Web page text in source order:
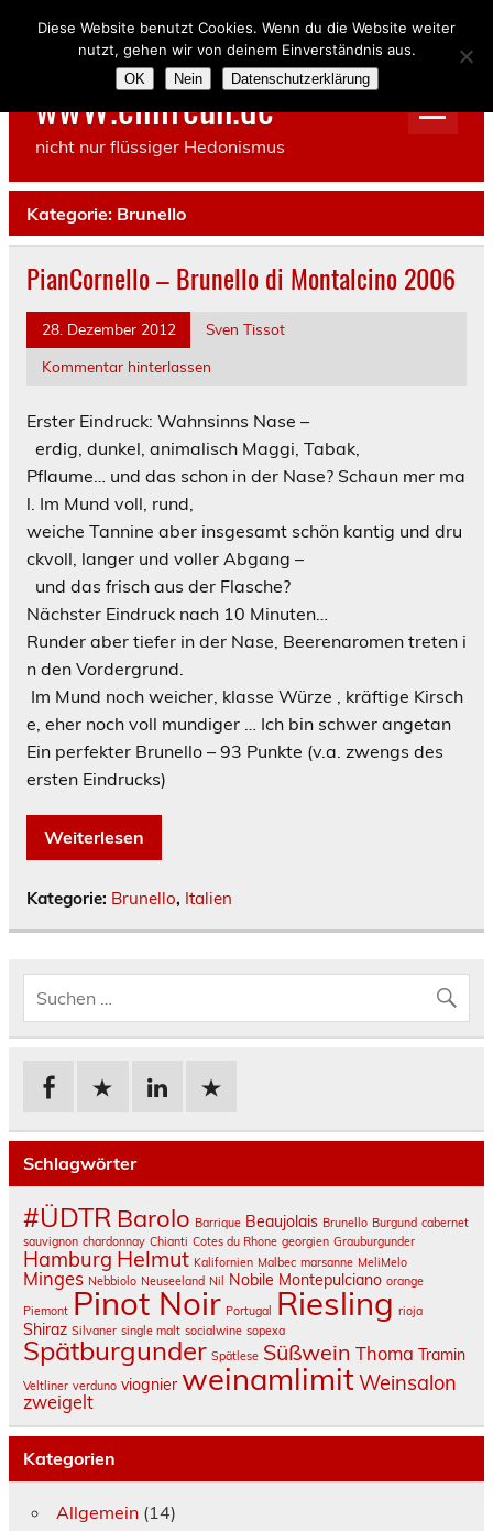
wwW.einfreun.de
nicht nur flüssiger Hedonismus
Kategorie: Brunello
PianCornello – Brunello di Montalcino 2006
28. Dezember 2012
Sven Tissot
Kommentar hinterlassen
Erster Eindruck: Wahnsinns Nase –
erdig, dunkel, animalisch Maggi, Tabak,
Pflaume… und das schon in der Nase? Schaun mer ma
l. Im Mund voll, rund,
weiche Tannine aber insgesamt schön kantig und dru
ckvoll, langer und voller Abgang –
und das frisch aus der Flasche?
Nächster Eindruck nach 10 Minuten…
Runder aber tiefer in der Nase, Beerenaromen treten i
n den Vordergrund.
Im Mund noch weicher, klasse Würze , kräftige Kirsch
e, eher noch voll mundiger … Ich bin schwer angetan
Ein perfekter Brunello – 93 Punkte (v.a. zwengs des
ersten Eindrucks)
Weiterlesen
Kategorie: Brunello, Italien
Schlagwörter
#ÜDTR Barolo Barrique Beaujolais Brunello Burgund cabernet
sauvignon chardonnay Chianti Cotes du Rhone georgien Grauburgunder
Hamburg Helmut Kalifornien Malbec marsanne MeliMelo
Minges Nebbiolo Neuseeland Nil Nobile Montepulciano orange
Piemont Pinot Noir Portugal Riesling rioja
Shiraz Silvaner single malt socialwine sopexa
Spätburgunder Spätlese Süßwein Thoma Tramin
Veltliner verduno viognier weinamlimit Weinsalon
zweigelt
Kategorien
Allgemein(14)
Diese Website benutzt Cookies. Wenn du die Website weiter
nutzt, gehen wir von deinem Einverständnis aus.
OK Nein Datenschutzerklärung